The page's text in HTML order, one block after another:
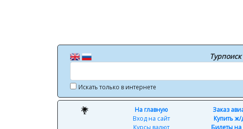
Искать только в интернете
На главную
Вход на сайт
Курсы валют
Заказ
Купить
Билеты на